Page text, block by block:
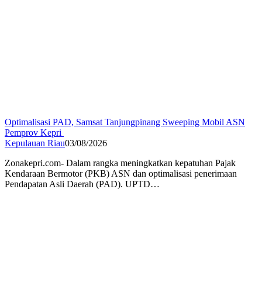
Optimalisasi PAD, Samsat Tanjungpinang Sweeping Mobil ASN
Pemprov Kepri
Kepulauan Riau03/08/2026
Zonakepri.com- Dalam rangka meningkatkan kepatuhan Pajak
Kendaraan Bermotor (PKB) ASN dan optimalisasi penerimaan
Pendapatan Asli Daerah (PAD). UPTD…